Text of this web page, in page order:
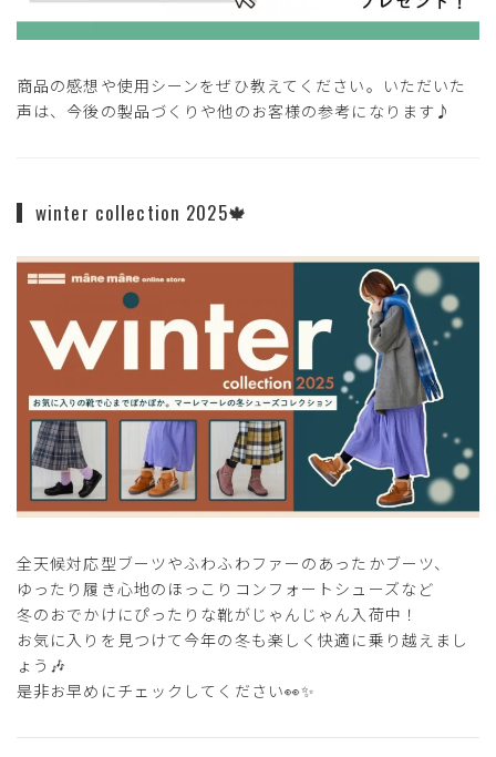
商品の感想や使用シーンをぜひ教えてください。いただいた
声は、今後の製品づくりや他のお客様の参考になります♪
winter collection 2025🍁
全天候対応型ブーツやふわふわファーのあったかブーツ、
ゆったり履き心地のほっこりコンフォートシューズなど
冬のおでかけにぴったりな靴がじゃんじゃん入荷中！
お気に入りを見つけて今年の冬も楽しく快適に乗り越えまし
ょう🎶
是非お早めにチェックしてください👀✨